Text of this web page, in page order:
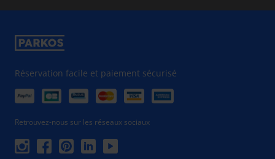
Réservation facile et paiement sécurisé
Retrouvez-nous sur les réseaux sociaux